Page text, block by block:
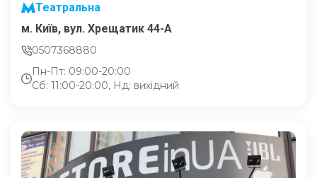
Театральна
м. Київ, вул. Хрещатик 44-A
0507368880
Пн-Пт: 09:00-20:00
Сб: 11:00-20:00, Нд: вихідний